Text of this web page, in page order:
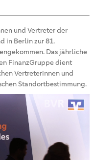
und Vertreter der
in Berlin zur 81.
Das jährliche
FinanzGruppe dient
Vertreterinnen und
Standortbestimmung.